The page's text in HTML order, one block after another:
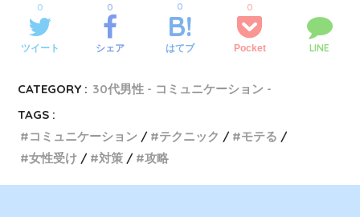
ツイート
0
シェア
0
はてブ
0
Pocket
0
LINE
CATEGORY : 30代男性 - コミュニケーション -
TAGS :
コミュニケーション
テクニック
モテる
女性受け
対策 攻略